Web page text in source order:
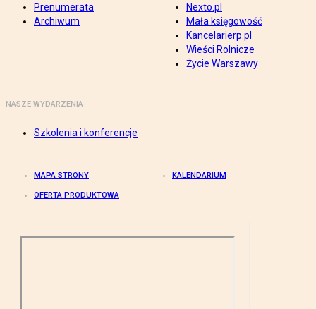
Prenumerata
Archiwum
Nexto.pl
Mała księgowość
Kancelarierp.pl
Wieści Rolnicze
Życie Warszawy
NASZE WYDARZENIA
Szkolenia i konferencje
MAPA STRONY KALENDARIUM
OFERTA PRODUKTOWA